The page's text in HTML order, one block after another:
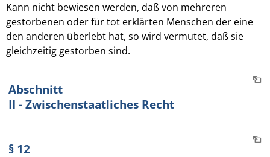
Kann nicht bewiesen werden, daß von mehreren
gestorbenen oder für tot erklärten Menschen der eine
den anderen überlebt hat, so wird vermutet, daß sie
gleichzeitig gestorben sind.
Abschnitt
II - Zwischenstaatliches Recht
§ 12